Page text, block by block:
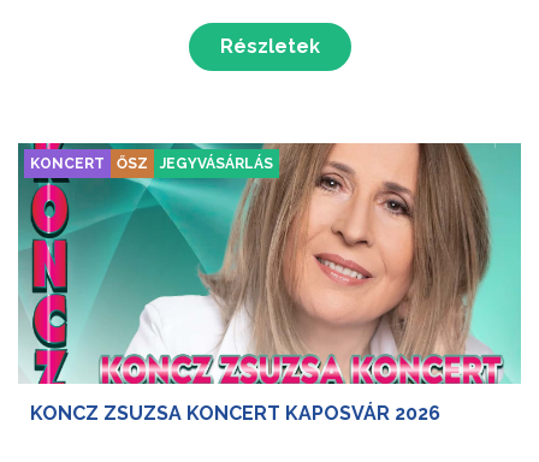
színpadképpel várja a közönséget egy felejthetetlen
Részletek
KONCERT ŐSZ JEGYVÁSÁRLÁS
KONCZ ZSUZSA KONCERT KAPOSVÁR 2026